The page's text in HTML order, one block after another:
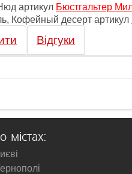
артикул Бюстгальтер
Кофейный десерт артикул
Відгуки
містах: